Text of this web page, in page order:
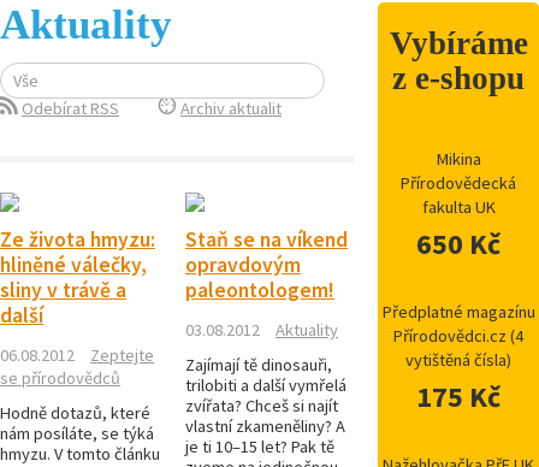
Aktuality
Vše
Odebírat RSS
Archiv aktualit
Ze života hmyzu:
hliněné válečky,
sliny v trávě a
další
06.08.2012
Zeptejte
se přírodovědců
Hodně dotazů, které
nám posíláte, se týká
hmyzu. V tomto článku
Staň se na víkend
opravdovým
paleontologem!
03.08.2012
Aktuality
Zajímají tě dinosauři,
trilobiti a další vymřelá
zvířata? Chceš si najít
vlastní zkameněliny? A
je ti 10–15 let? Pak tě
Vybíráme
z e-shopu
Mikina
Přírodovědecká
fakulta UK
650 Kč
Předplatné magazínu
Přírodovědci.cz (4
vytištěná čísla)
175 Kč